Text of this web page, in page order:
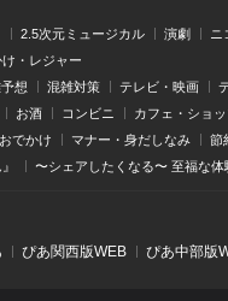
2.5次元ミュージカル 演劇 ニ
け・レジャー
想 混雑対策 テレビ・映画
お酒 コンビニ カフェ・ショ
おでかけ マナー・身だしなみ 節
〜シェアしたくなる〜 至福な
ぴあ関⻄版WEB ぴあ中部版